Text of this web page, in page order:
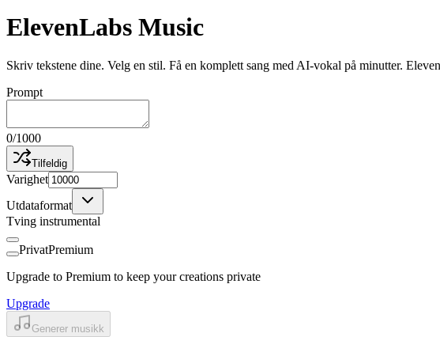
ElevenLabs Music
Skriv tekstene dine. Velg en stil. Få en komplett sang med AI-vokal på minutter.
Prompt
0/1000
Tilfeldig
Varighet
Utdataformat
Tving instrumental
PrivatPremium
Upgrade to Premium to keep your creations private
Upgrade
Generer musikk